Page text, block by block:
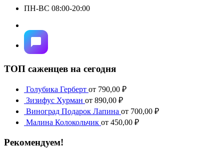
ПН-ВС 08:00-20:00
ТОП саженцев на сегодня
Голубика Герберт от 790,00 ₽
Зизифус Хурман от 890,00 ₽
Виноград Подарок Лапина от 700,00 ₽
Малина Колокольчик от 450,00 ₽
Рекомендуем!